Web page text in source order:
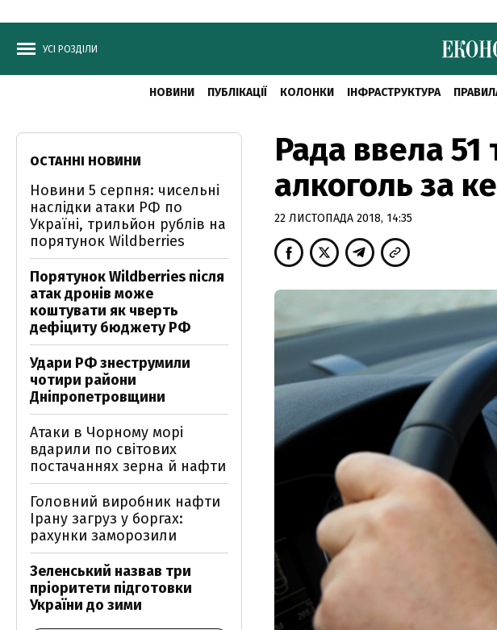
УСІ РОЗДІЛИ
НОВИНИ ПУБЛІКАЦІЇ КОЛОНКИ ІНФРАСТРУКТУРА
Рада ввела
алкоголь за
22 ЛИСТОПАДА 2018, 14:35
ОСТАННІ НОВИНИ
Новини 5 серпня: чисельні
наслідки атаки РФ по
Україні, трильйон рублів на
порятунок Wildberries
Порятунок Wildberries після
атак дронів може
коштувати як чверть
дефіциту бюджету РФ
Удари РФ знеструмили
чотири райони
Дніпропетровщини
Атаки в Чорному морі
вдарили по світових
постачаннях зерна й нафти
Головний виробник нафти
Ірану загруз у боргах:
рахунки заморозили
Зеленський назвав три
пріоритети підготовки
України до зими